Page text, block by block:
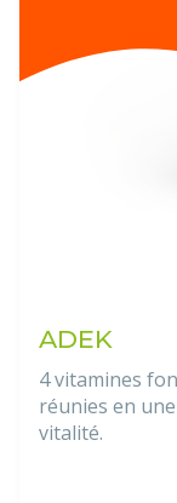
ADEK
4 vitamines
réunies en
vitalité.